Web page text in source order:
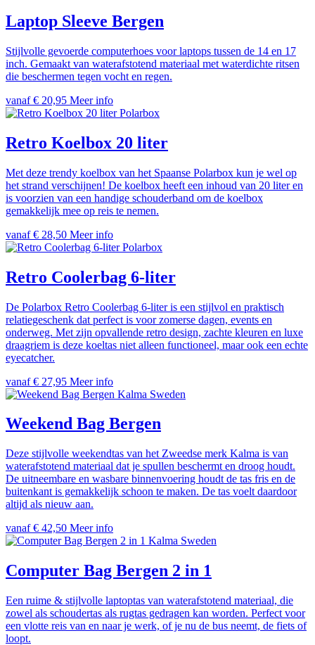
Laptop Sleeve Bergen
Stijlvolle gevoerde computerhoes voor laptops tussen de 14 en 17
inch. Gemaakt van waterafstotend materiaal met waterdichte ritsen
die beschermen tegen vocht en regen.
vanaf € 20,95 Meer info
Polarbox
Retro Koelbox 20 liter
Met deze trendy koelbox van het Spaanse Polarbox kun je wel op
het strand verschijnen! De koelbox heeft een inhoud van 20 liter en
is voorzien van een handige schouderband om de koelbox
gemakkelijk mee op reis te nemen.
vanaf € 28,50 Meer info
Polarbox
Retro Coolerbag 6-liter
De Polarbox Retro Coolerbag 6-liter is een stijlvol en praktisch
relatiegeschenk dat perfect is voor zomerse dagen, events en
onderweg. Met zijn opvallende retro design, zachte kleuren en luxe
draagriem is deze koeltas niet alleen functioneel, maar ook een echte
eyecatcher.
vanaf € 27,95 Meer info
Kalma Sweden
Weekend Bag Bergen
Deze stijlvolle weekendtas van het Zweedse merk Kalma is van
waterafstotend materiaal dat je spullen beschermt en droog houdt.
De uitneembare en wasbare binnenvoering houdt de tas fris en de
buitenkant is gemakkelijk schoon te maken. De tas voelt daardoor
altijd als nieuw aan.
vanaf € 42,50 Meer info
Kalma Sweden
Computer Bag Bergen 2 in 1
Een ruime & stijlvolle laptoptas van waterafstotend materiaal, die
zowel als schoudertas als rugtas gedragen kan worden. Perfect voor
een vlotte reis van en naar je werk, of je nu de bus neemt, de fiets of
loopt.